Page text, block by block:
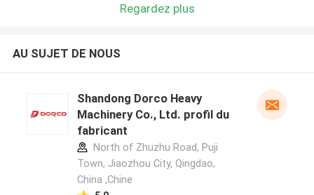
Regardez plus
AU SUJET DE NOUS
Shandong Dorco Heavy
Machinery Co., Ltd. profil du
fabricant
North of Zhuzhu Road, Puji
Town, Jiaozhou City, Qingdao,
China ,Chine